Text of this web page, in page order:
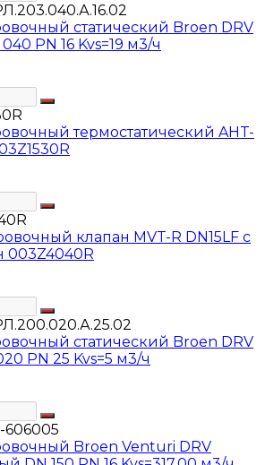
статический Broen DRV
PN 16 Kvs=19 м3/ч
термостатический AHT-
клапан MVT-R DN15LF с
статический Broen DRV
PN 25 Kvs=5 м3/ч
606005
Broen Venturi DRV